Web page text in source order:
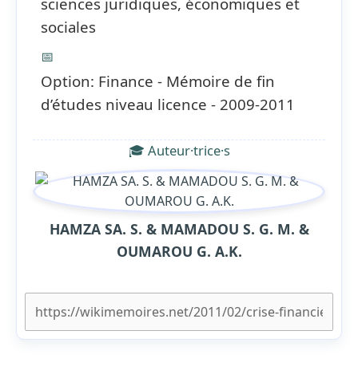
sociales
📅
Option: Finance - Mémoire de fin
d’études niveau licence - 2009-2011
🎓 Auteur·trice·s
HAMZA SA. S. & MAMADOU S. G. M. &
OUMAROU G. A.K.